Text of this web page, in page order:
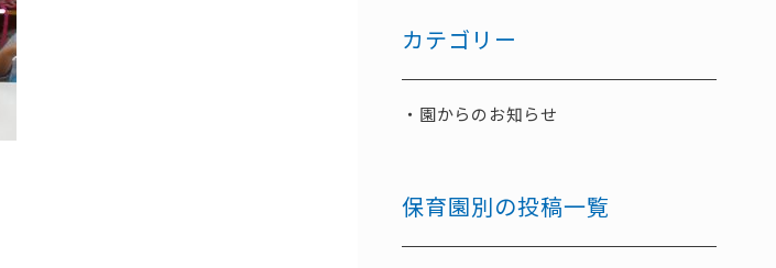
カテゴリー
園からのお知らせ
保育園別の投稿一覧